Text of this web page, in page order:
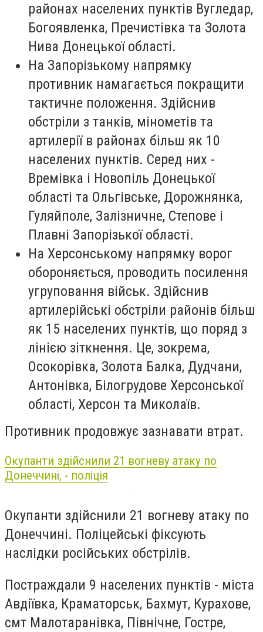
районах населених пунктів Вугледар,
Богоявленка, Пречистівка та Золота
Нива Донецької області.
На Запорізькому напрямку
противник намагається покращити
тактичне положення. Здійснив
обстріли з танків, мінометів та
артилерії в районах більш як 10
населених пунктів. Серед них -
Времівка і Новопіль Донецької
області та Ольгівське, Дорожнянка,
Гуляйполе, Залізничне, Степове і
Плавні Запорізької області.
На Херсонському напрямку ворог
обороняється, проводить посилення
угруповання військ. Здійснив
артилерійські обстріли районів більш
як 15 населених пунктів, що поряд з
лінією зіткнення. Це, зокрема,
Осокорівка, Золота Балка, Дудчани,
Антонівка, Білогрудове Херсонської
області, Херсон та Миколаїв.
Противник продовжує зазнавати втрат.
Окупанти здійснили 21 вогневу атаку по
Донеччині, - поліція
Окупанти здійснили 21 вогневу атаку по
Донеччині. Поліцейські фіксують
наслідки російських обстрілів.
Постраждали 9 населених пунктів - міста
Авдіївка, Краматорськ, Бахмут, Курахове,
смт Малотаранівка, Північне, Гостре,